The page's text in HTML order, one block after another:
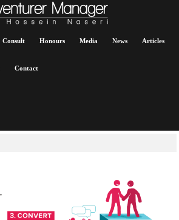
Consult Honours Media News Articles
Contact